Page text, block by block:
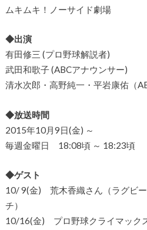
ムキムキ！ノーサイド劇場
◆出演
有田修三 (プロ野球解説者)
武田和歌子 (ABCアナウンサー)
清水次郎・高野純一・平岩康佑（
◆放送時間
2015年10月9日(金) ～
毎週金曜日 18:08頃 ～ 18:23頃
◆ゲスト
10/ 9(金) 荒木香織さん（ラグビ
チ）
10/16(金) プロ野球クライマック